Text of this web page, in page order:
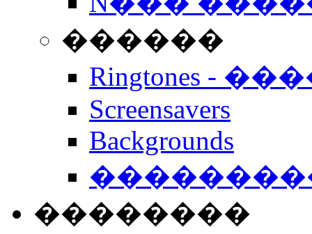
������
Ringtones -
Screensavers
Backgrounds
��������